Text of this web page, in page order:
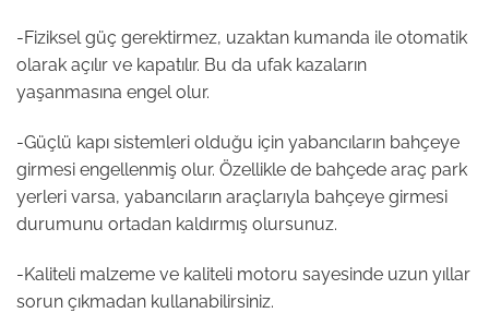
-Fiziksel güç gerektirmez, uzaktan kumanda ile otomatik
olarak açılır ve kapatılır. Bu da ufak kazaların
yaşanmasına engel olur.
-Güçlü kapı sistemleri olduğu için yabancıların bahçeye
girmesi engellenmiş olur. Özellikle de bahçede araç park
yerleri varsa, yabancıların araçlarıyla bahçeye girmesi
durumunu ortadan kaldırmış olursunuz.
-Kaliteli malzeme ve kaliteli motoru sayesinde uzun yıllar
sorun çıkmadan kullanabilirsiniz.